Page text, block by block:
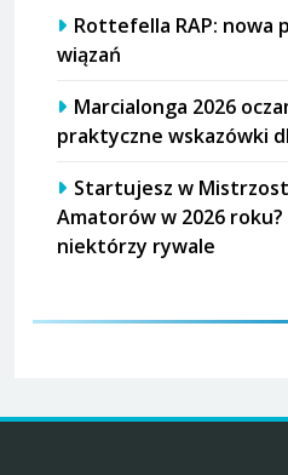
Rottefella RAP: nowa
wiązań
Marcialonga 2026
praktyczne wskazówki
Startujesz w
Amatorów w 2026
niektórzy rywale